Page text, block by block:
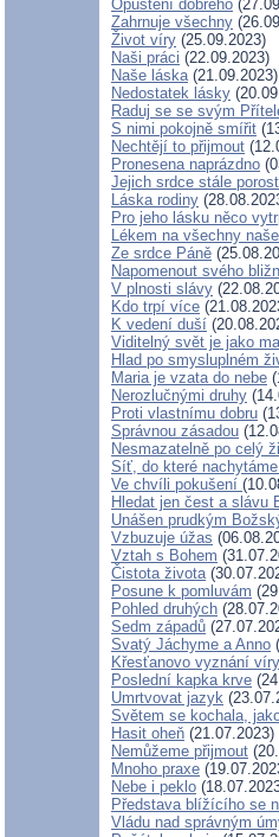
Opuštění dobrého
Zahrnuje všechny
Život víry (25.09.2023)
Naši práci (22.09.2023)
Naše láska(21.09.2023)
Nedostatek lásky
Raduj se se svým
S nimi pokojně smířit
Nechtějí to přijmout
Pronesena naprázdno
Jejich srdce stále
Láska rodiny
Pro jeho lásku něco
Lékem na všechny
Ze srdce Páně
Napomenout svého
V plnosti slávy
Kdo trpí více
K vedení duší
Viditelný svět je jako
Hlad po smysluplném
Maria je vzata do nebe
Nerozlučnými druhy
Proti vlastnímu dobru
Správnou zásadou
Nesmazatelně po celý
Síť, do které
Ve chvíli pokušení
Hledat jen čest a slávu
Unášen prudkým
Vzbuzuje úžas
Vztah s Bohem
Čistota života
Posune k pomluvám
Pohled druhých
Sedm západů
Svatý Jáchyme a Anno
Křesťanovo vyznání
Poslední kapka krve
Umrtvovat jazyk
Světem se kochala,
Hasit oheň (21.07.2023)
Nemůžeme přijmout
Mnoho praxe
Nebe i peklo
Představa blížícího se
Vládu nad správným